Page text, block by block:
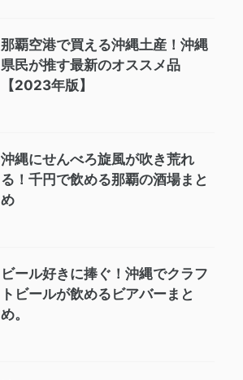
那覇空港で買える沖縄土産！沖縄
県民が推す最新のオススメ品
【2023年版】
沖縄にせんべろ旋風が吹き荒れ
る！千円で飲める那覇の酒場まと
め
ビール好きに捧ぐ！沖縄でクラフ
トビールが飲めるビアバーまと
め。